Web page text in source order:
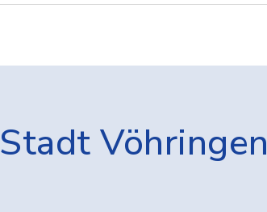
Stadt Vöhringen